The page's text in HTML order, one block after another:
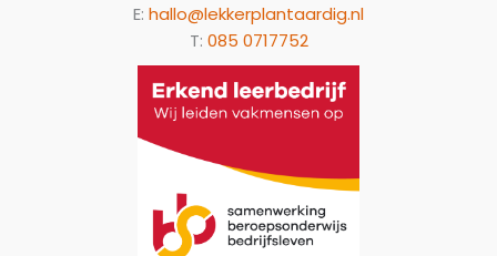
E: hallo@lekkerplantaardig.nl
T: 085 0717752